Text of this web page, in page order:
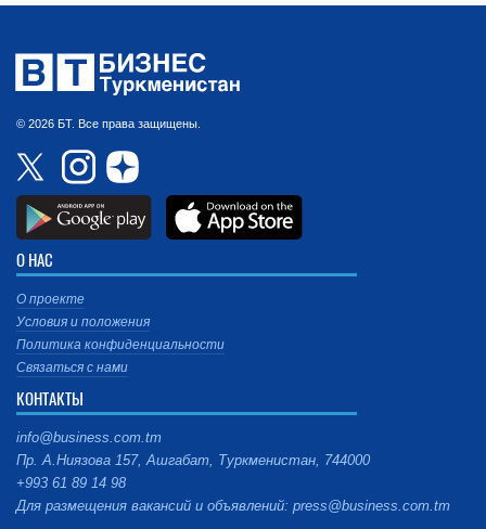
© 2026 БТ. Все права защищены.
О НАС
О проекте
Условия и положения
Политика конфиденциальности
Связаться с нами
КОНТАКТЫ
info@business.com.tm
Пр. А.Ниязова 157, Ашгабат, Туркменистан, 744000
+993 61 89 14 98
Для размещения вакансий и объявлений: press@business.com.tm